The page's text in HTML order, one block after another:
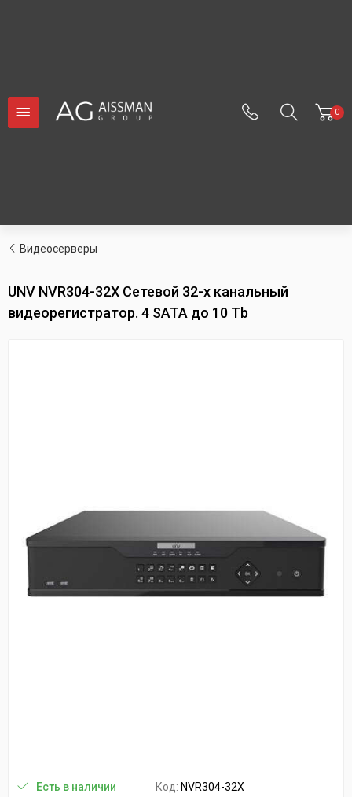
0
Видеосерверы
UNV NVR304-32X Сетевой 32-х канальный
видеорегистратор. 4 SATA до 10 Tb
Есть в наличии Код: NVR304-32X